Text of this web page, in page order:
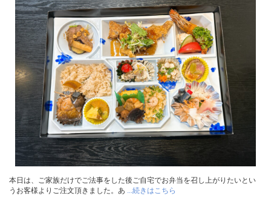
本日は、ご家族だけでご法事をした後ご自宅でお弁当を召し上がりたいとい
うお客様よりご注文頂きました。あ ...続きはこちら